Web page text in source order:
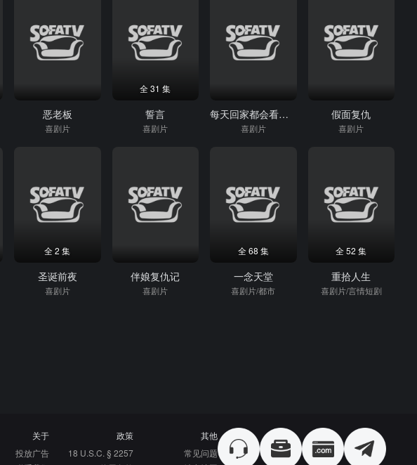
恶老板
喜剧片
全 31 集
誓言
喜剧片
每天回家都会看到老婆在装死
喜剧片
假面复仇
喜剧片
全 2 集
圣诞前夜
喜剧片
伴娘复仇记
喜剧片
全 68 集
一念天堂
喜剧片/都市
全 52 集
重拾人生
喜剧片/言情短剧
关于
投放广告
政策
18 U.S.C. § 2257
其他
常见问题